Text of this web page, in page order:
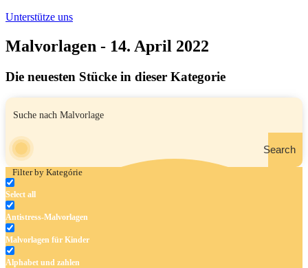
Unterstütze uns
Malvorlagen - 14. April 2022
Die neuesten Stücke in dieser Kategorie
Search
Filter by Kategórie
Select all
Antistress-Malvorlagen
Malvorlagen für Kinder
Alphabet und zahlen